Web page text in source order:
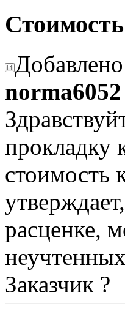
norma6052
прокладку
стоимость
расценке,
Заказчик ?